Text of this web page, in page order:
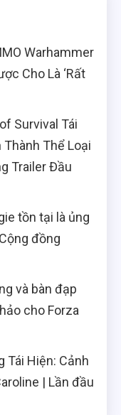
Warhammer
Cho Là ‘Rất
Survival Tái
Thành Thể Loại
Trailer Đầu
tồn tại là ủng
đồng
và bàn đạp
cho Forza
Tái Hiện: Cảnh
| Lần đầu